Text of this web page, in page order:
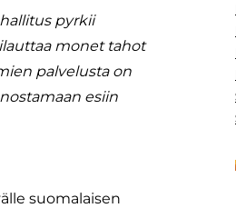
pyrkii
monet tahot
palvelusta on
esiin
suomalaisen